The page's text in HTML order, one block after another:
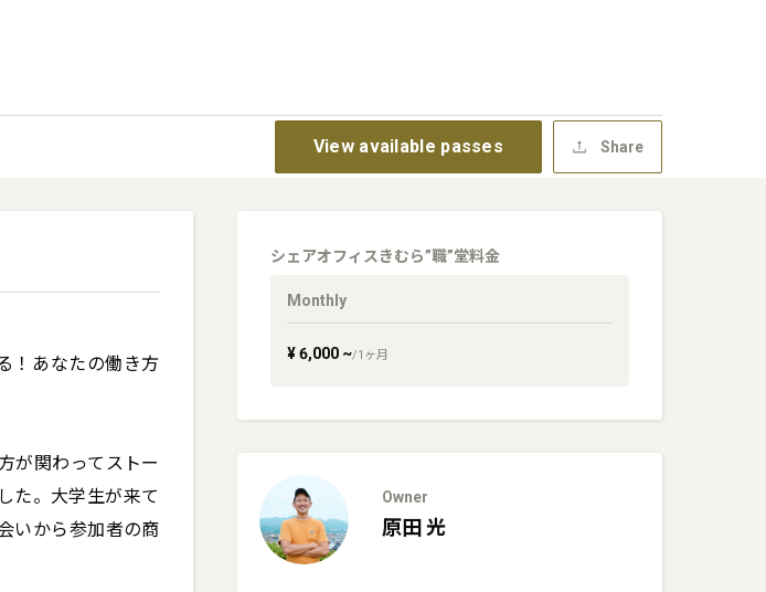
View available passes Share
！あなたの働き方
が関わってストー
た。大学生が来て
いから参加者の商
シェアオフィスきむら”職”堂料金
Monthly
¥6,000~/1 ヶ月
Owner
原田 光